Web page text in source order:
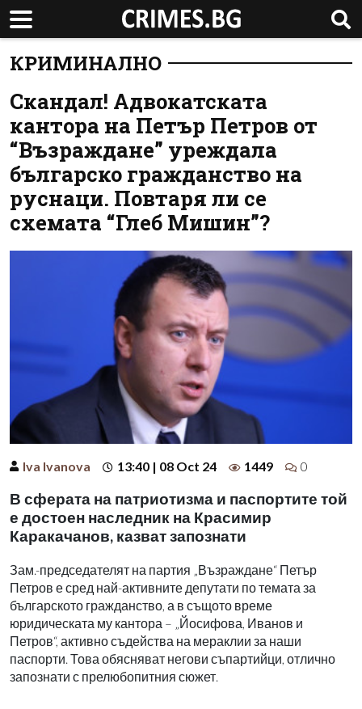
КРИМИНАЛНО
Скандал! Адвокатската
кантора на Петър Петров от
“Възраждане” уреждала
българско гражданство на
руснаци. Повтаря ли се
схемата “Глеб Мишин”?
Iva Ivanova 13:40 | 08 Oct 24 1449 0
В сферата на патриотизма и паспортите той
е достоен наследник на Красимир
Каракачанов, казват запознати
Зам.-председателят на партия „Възраждане“ Петър
Петров е сред най-активните депутати по темата за
българското гражданство, а в същото време
юридическата му кантора – „Йосифова, Иванов и
Петров“, активно съдейства на мераклии за наши
паспорти. Това обясняват негови съпартийци, отлично
запознати с прелюбопитния сюжет.